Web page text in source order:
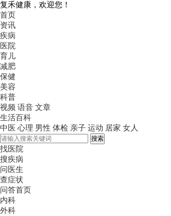
复禾健康，欢迎您！
首页
资讯
疾病
医院
育儿
减肥
保健
美容
科普
视频 语音 文章
生活百科
中医 心理 男性 体检 亲子 运动 居家 女人
搜索
找医院
搜疾病
问医生
查症状
问答首页
内科
外科